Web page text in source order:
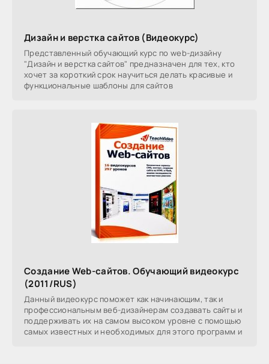
Дизайн и верстка сайтов (Видеокурс)
Представленный обучающий курс по web-дизайну
"Дизайн и верстка сайтов" предназначен для тех, кто
хочет за короткий срок научиться делать красивые и
функциональные шаблоны для сайтов
Создание Web-сайтов. Обучающий видеокурс
(2011/RUS)
Данный видеокурс поможет как начинающим, так и
профессиональным веб-дизайнерам создавать сайты и
поддерживать их на самом высоком уровне с помощью
самых известных и необходимых для этого программ и